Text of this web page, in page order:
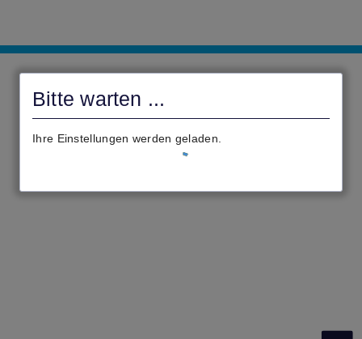
Bitte warten ...
Ihre Einstellungen werden geladen.